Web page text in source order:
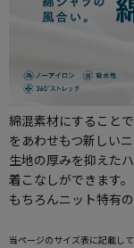
綿混素材にすること
をあわせもつ新しい
生地の厚みを抑えた
着こなしができます。
もちろんニット特有
当ページのサイズ表に記載し